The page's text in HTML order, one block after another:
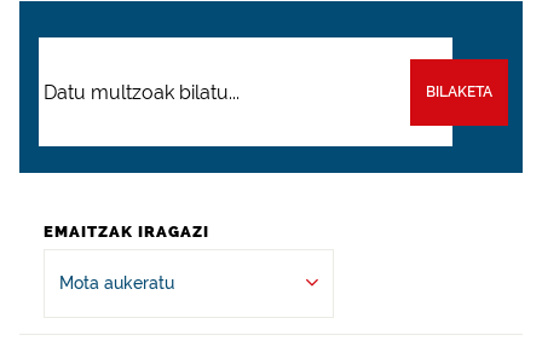
BILAKETA
EMAITZAK IRAGAZI
Mota aukeratu